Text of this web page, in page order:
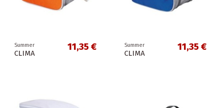
Summer
CLIMA
11,35 € Summer
CLIMA
11,35 €